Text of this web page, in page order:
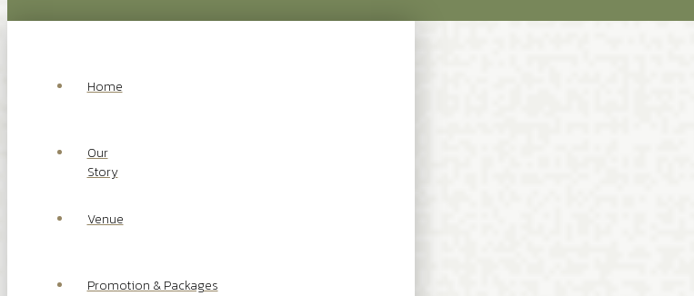
Home
Our
Story
Venue
Promotion & Packages